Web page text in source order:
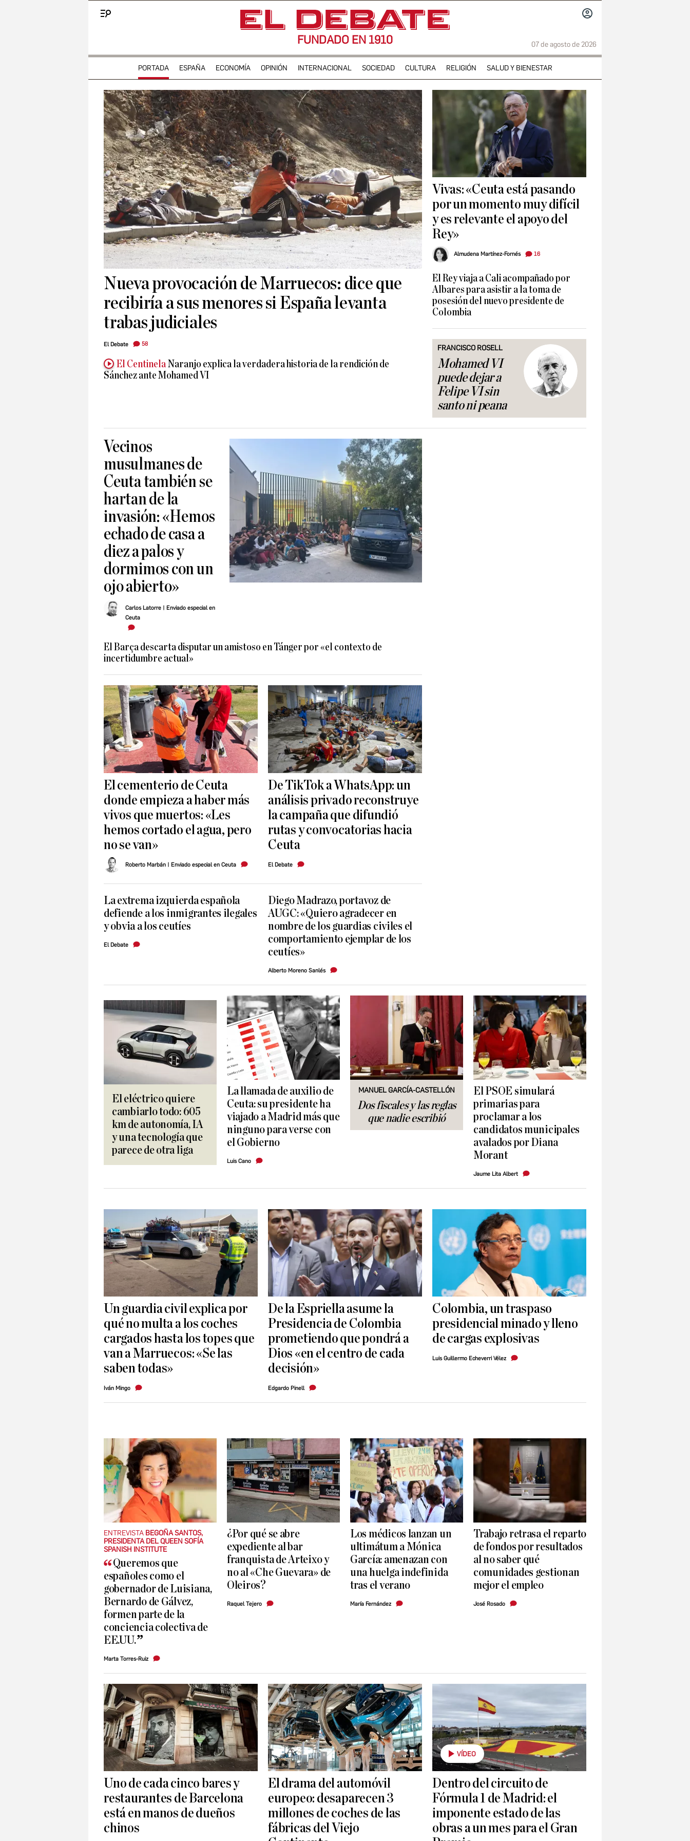
FUNDADO EN 1910 07 de agosto de 2026
PORTADA ESPAÑA ECONOMÍA OPINIÓN INTERNACIONAL SOCIEDAD CULTURA RELIGIÓN SALUD Y BIENESTAR
Nueva provocación de Marruecos: dice que
recibiría a sus menores si España levanta
trabas judiciales
El Debate 58
El Centinela Naranjo explica la verdadera historia de la rendición de
Sánchez ante Mohamed VI
Vivas: «Ceuta está pasando
por un momento muy difícil
y es relevante el apoyo del
Rey»
Almudena Martínez-Fornés 16
El Rey viaja a Cali acompañado por
Albares para asistir a la toma de
posesión del nuevo presidente de
Colombia
FRANCISCO ROSELL
Mohamed VI
puede dejar a
Felipe VI sin
santo ni peana
Vecinos
musulmanes de
Ceuta también se
hartan de la
invasión: «Hemos
echado de casa a
diez a palos y
dormimos con un
ojo abierto»
Carlos Latorre | Enviado especial en
Ceuta
El Barça descarta disputar un amistoso en Tánger por «el contexto de
incertidumbre actual»
El cementerio de Ceuta
donde empieza a haber más
vivos que muertos: «Les
hemos cortado el agua, pero
no se van»
Roberto Marbán | Enviado especial en Ceuta
De TikTok a WhatsApp: un
análisis privado reconstruye
la campaña que difundió
rutas y convocatorias hacia
Ceuta
El Debate
La extrema izquierda española
defiende a los inmigrantes ilegales
y obvia a los ceutíes
El Debate
Diego Madrazo, portavoz de
AUGC: «Quiero agradecer en
nombre de los guardias civiles el
comportamiento ejemplar de los
ceutíes»
Alberto Moreno Sanlés
El eléctrico quiere
cambiarlo todo: 605
km de autonomía, IA
y una tecnología que
parece de otra liga
La llamada de auxilio de
Ceuta: su presidente ha
viajado a Madrid más que
ninguno para verse con
el Gobierno
Luis Cano
MANUEL GARCÍA-CASTELLÓN
Dos fiscales y las reglas
que nadie escribió
El PSOE simulará
primarias para
proclamar a los
candidatos municipales
avalados por Diana
Morant
Jaume Lita Albert
Un guardia civil explica por
qué no multa a los coches
cargados hasta los topes que
van a Marruecos: «Se las
saben todas»
Iván Mingo
De la Espriella asume la
Presidencia de Colombia
prometiendo que pondrá a
Dios «en el centro de cada
decisión»
Edgardo Pinell
Colombia, un traspaso
presidencial minado y lleno
de cargas explosivas
Luis Guillermo Echeverri Vélez
BEGOÑA SANTOS,
PRESIDENTA DEL QUEEN SOFÍA
SPANISH INSTITUTE
Queremos que
españoles como el
gobernador de Luisiana,
Bernardo de Gálvez,
formen parte de la
conciencia colectiva de
EE.UU.
Marta Torres-Ruiz
¿Por qué se abre
expediente al bar
franquista de Arteixo y
no al «Che Guevara» de
Oleiros?
Raquel Tejero
Los médicos lanzan un
ultimátum a Mónica
García: amenazan con
una huelga indefinida
tras el verano
María Fernández
Trabajo retrasa el reparto
de fondos por resultados
al no saber qué
comunidades gestionan
mejor el empleo
José Rosado
Uno de cada cinco bares y
restaurantes de Barcelona
está en manos de dueños
chinos
El drama del automóvil
europeo: desaparecen 3
millones de coches de las
fábricas del Viejo
VÍDEO
Dentro del circuito de
Fórmula 1 de Madrid: el
imponente estado de las
obras a un mes para el Gran